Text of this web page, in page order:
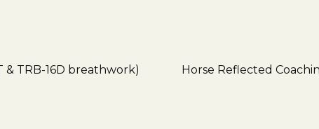
& TRB-16D breathwork) Horse Reflected